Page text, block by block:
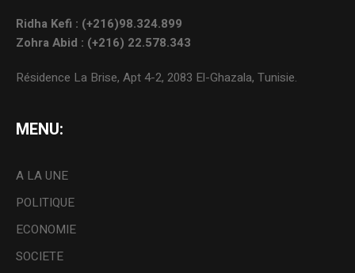
Ridha Kefi : (+216)98.324.899
Zohra Abid : (+216) 22.578.343
Résidence La Brise, Apt 4-2, 2083 El-Ghazala, Tunisie.
MENU:
A LA UNE
POLITIQUE
ECONOMIE
SOCIETE